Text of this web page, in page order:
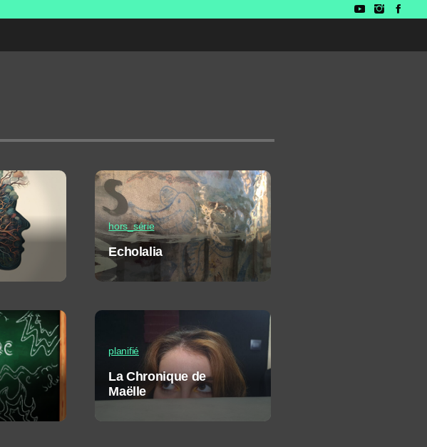
hors_série
Echolalia
planifié
La Chronique de
Maëlle